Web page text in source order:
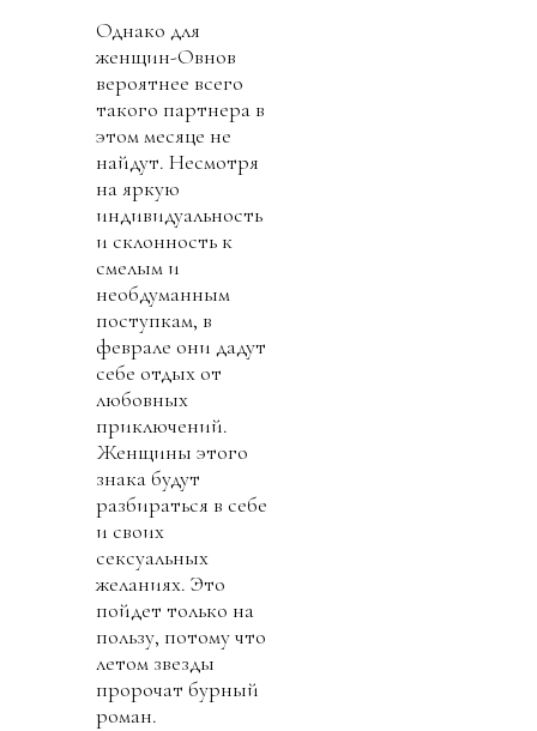
Однако для
женщин-Овнов
вероятнее всего
такого партнера в
этом месяце не
найдут. Несмотря
на яркую
индивидуальность
и склонность к
смелым и
необдуманным
поступкам, в
феврале они дадут
себе отдых от
любовных
приключений.
Женщины этого
знака будут
разбираться в себе
и своих
сексуальных
желаниях. Это
пойдет только на
пользу, потому что
летом звезды
пророчат бурный
роман.